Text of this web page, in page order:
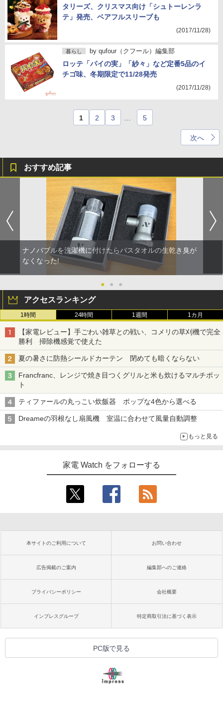
タリーズ、クリスマス向け「シュトーレンラ
テ」発売、ベアフルスリーブも
(2017/11/28)
暮らし by qufour（クフール）編集部
ロッテ「パイの実」「紗々」など定番5品のイ
チゴ味、冬期限定で11/28発売
(2017/11/28)
1 2 3 5
次へ
おすすめ記事
ナノバブルを洗濯機に付けたらバスタオルの生乾き臭が
なくなった!
● ● ●
アクセスランキング
1時間 24時間 1週間 1カ月
【家電レビュー】手ごわい雑草との戦い、コメリの草刈機で完全
勝利 掃除機感覚で使えた
夏の暑さに防熱シールドカーテン 閉めても暗くならない
Francfranc、レンジで焼き目つくグリルと米も炊けるマルチポッ
ト
ティファールの丸っこい炊飯器 ポップな4色から選べる
Dreameの羽根なし扇風機 室温に合わせて風量自動調整
もっと見る
家電 Watch をフォローする
本サイトのご利用について お問い合わせ
広告掲載のご案内 編集部へのご連絡
プライバシーポリシー 会社概要
インプレスグループ 特定商取引法に基づく表示
PC版で見る